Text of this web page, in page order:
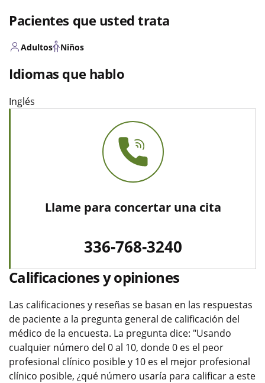
Pacientes que usted trata
Adultos Niños
Idiomas que hablo
Inglés
Llame para concertar una cita
336-768-3240
Calificaciones y opiniones
Las calificaciones y reseñas se basan en las respuestas
de paciente a la pregunta general de calificación del
médico de la encuesta. La pregunta dice: "Usando
cualquier número del 0 al 10, donde 0 es el peor
profesional clínico posible y 10 es el mejor profesional
clínico posible, ¿qué número usaría para calificar a este